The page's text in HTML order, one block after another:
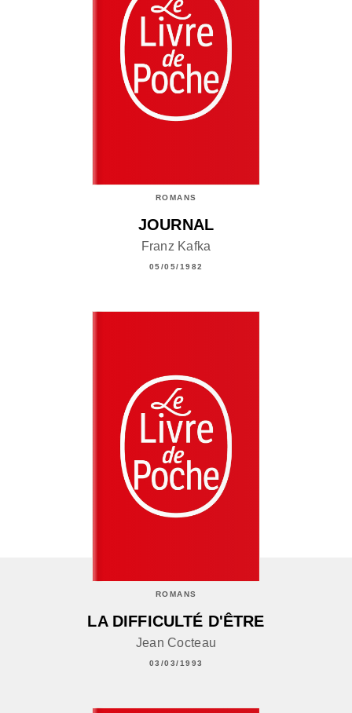
ROMANS
JOURNAL
Franz Kafka
05/05/1982
ROMANS
LA DIFFICULTÉ D'ÊTRE
Jean Cocteau
03/03/1993